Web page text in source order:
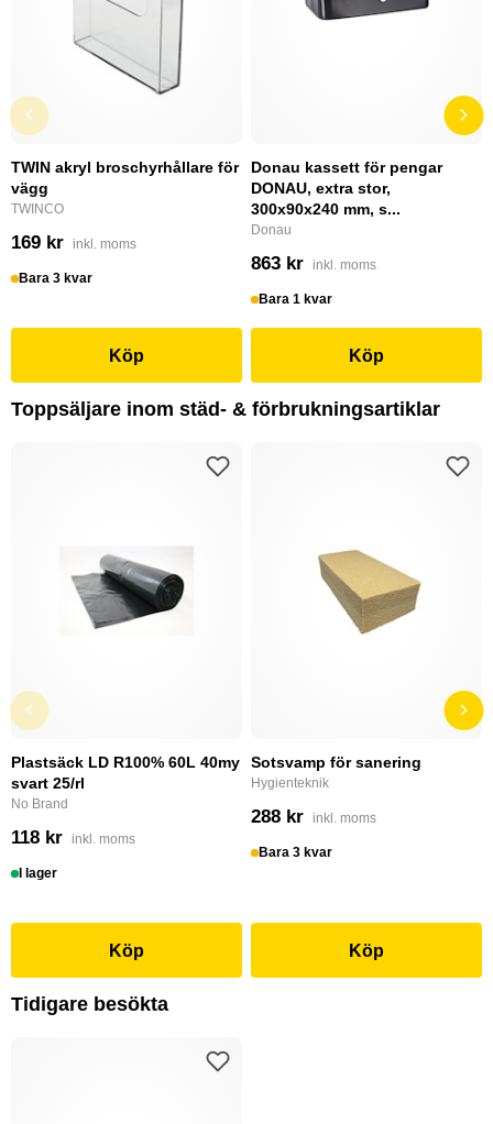
TWIN akryl broschyrhållare för
vägg
TWINCO
169 kr inkl. moms
Bara 3 kvar
Köp
Donau kassett för pengar
DONAU, extra stor,
300x90x240 mm, s...
Donau
863 kr inkl. moms
Bara 1 kvar
Köp
Toppsäljare inom städ- & förbrukningsartiklar
Plastsäck LD R100% 60L 40my
svart 25/rl
No Brand
118 kr inkl. moms
I lager
Köp
Sotsvamp för sanering
Hygienteknik
288 kr inkl. moms
Bara 3 kvar
Köp
Tidigare besökta